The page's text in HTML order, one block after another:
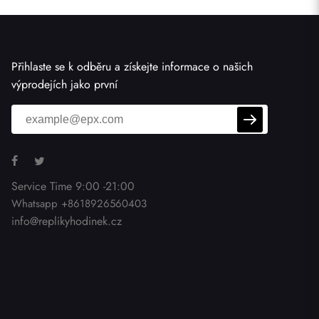
Přihlaste se k odběru a získejte informace o našich
výprodejích jako první
Service Time 9:00 -21:00
Whatsapp +8618926560403
info@replikyhodinek.cz